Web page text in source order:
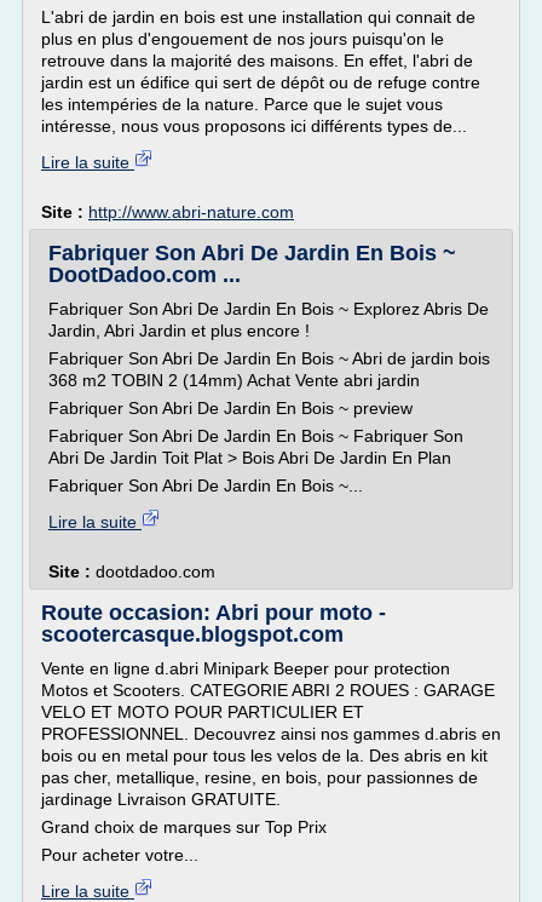
L'abri de jardin en bois est une installation qui connait de
plus en plus d'engouement de nos jours puisqu'on le
retrouve dans la majorité des maisons. En effet, l'abri de
jardin est un édifice qui sert de dépôt ou de refuge contre
les intempéries de la nature. Parce que le sujet vous
intéresse, nous vous proposons ici différents types de...
Lire la suite
Site : http://www.abri-nature.com
Fabriquer Son Abri De Jardin En Bois ~
DootDadoo.com ...
Fabriquer Son Abri De Jardin En Bois ~ Explorez Abris De
Jardin, Abri Jardin et plus encore !
Fabriquer Son Abri De Jardin En Bois ~ Abri de jardin bois
368 m2 TOBIN 2 (14mm) Achat Vente abri jardin
Fabriquer Son Abri De Jardin En Bois ~ preview
Fabriquer Son Abri De Jardin En Bois ~ Fabriquer Son
Abri De Jardin Toit Plat > Bois Abri De Jardin En Plan
Fabriquer Son Abri De Jardin En Bois ~...
Lire la suite
Site : dootdadoo.com
Route occasion: Abri pour moto -
scootercasque.blogspot.com
Vente en ligne d.abri Minipark Beeper pour protection
Motos et Scooters. CATEGORIE ABRI 2 ROUES : GARAGE
VELO ET MOTO POUR PARTICULIER ET
PROFESSIONNEL. Decouvrez ainsi nos gammes d.abris en
bois ou en metal pour tous les velos de la. Des abris en kit
pas cher, metallique, resine, en bois, pour passionnes de
jardinage Livraison GRATUITE.
Grand choix de marques sur Top Prix
Pour acheter votre...
Lire la suite